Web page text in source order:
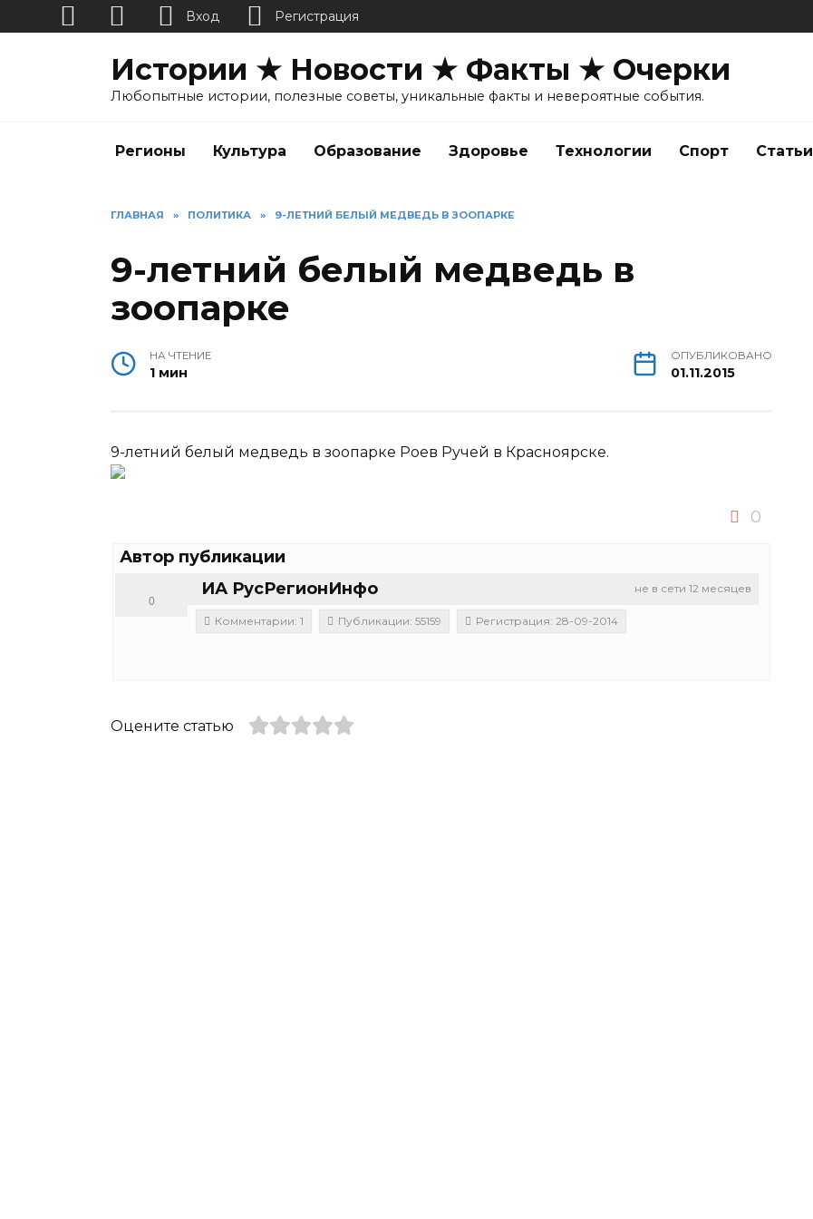
Истории ★ Новости ★ Факты ★ Очерки
Любопытные истории, полезные советы, уникальные факты и невероятные события.
Регионы Культура Образование Здоровье Технологии Спорт Статьи
ГЛАВНАЯ » ПОЛИТИКА » 9-ЛЕТНИЙ БЕЛЫЙ МЕДВЕДЬ В ЗООПАРКЕ
9-летний белый медведь в
зоопарке
НА ЧТЕНИЕ
1 мин
ОПУБЛИКОВАНО
01.11.2015
9-летний белый медведь в зоопарке Роев Ручей в Красноярске.
0
Автор публикации
не в сети 12 месяцев
ИА РусРегионИнфо
0
Комментарии: 1 Публикации: 55159 Регистрация: 28-09-2014
Оцените статью
Вход Регистрация